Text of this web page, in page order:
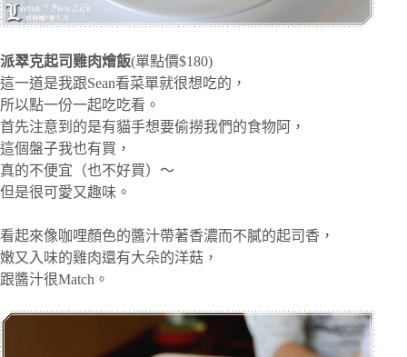
派翠克起司雞肉燴飯(單點價$180)
這一道是我跟Sean看菜單就很想吃的，
所以點一份一起吃吃看。
首先注意到的是有貓手想要偷撈我們的食物阿，
這個盤子我也有買，
真的不便宜（也不好買）～
但是很可愛又趣味。
看起來像咖哩顏色的醬汁帶著香濃而不膩的起司香，
嫩又入味的雞肉還有大朵的洋菇，
跟醬汁很Match。